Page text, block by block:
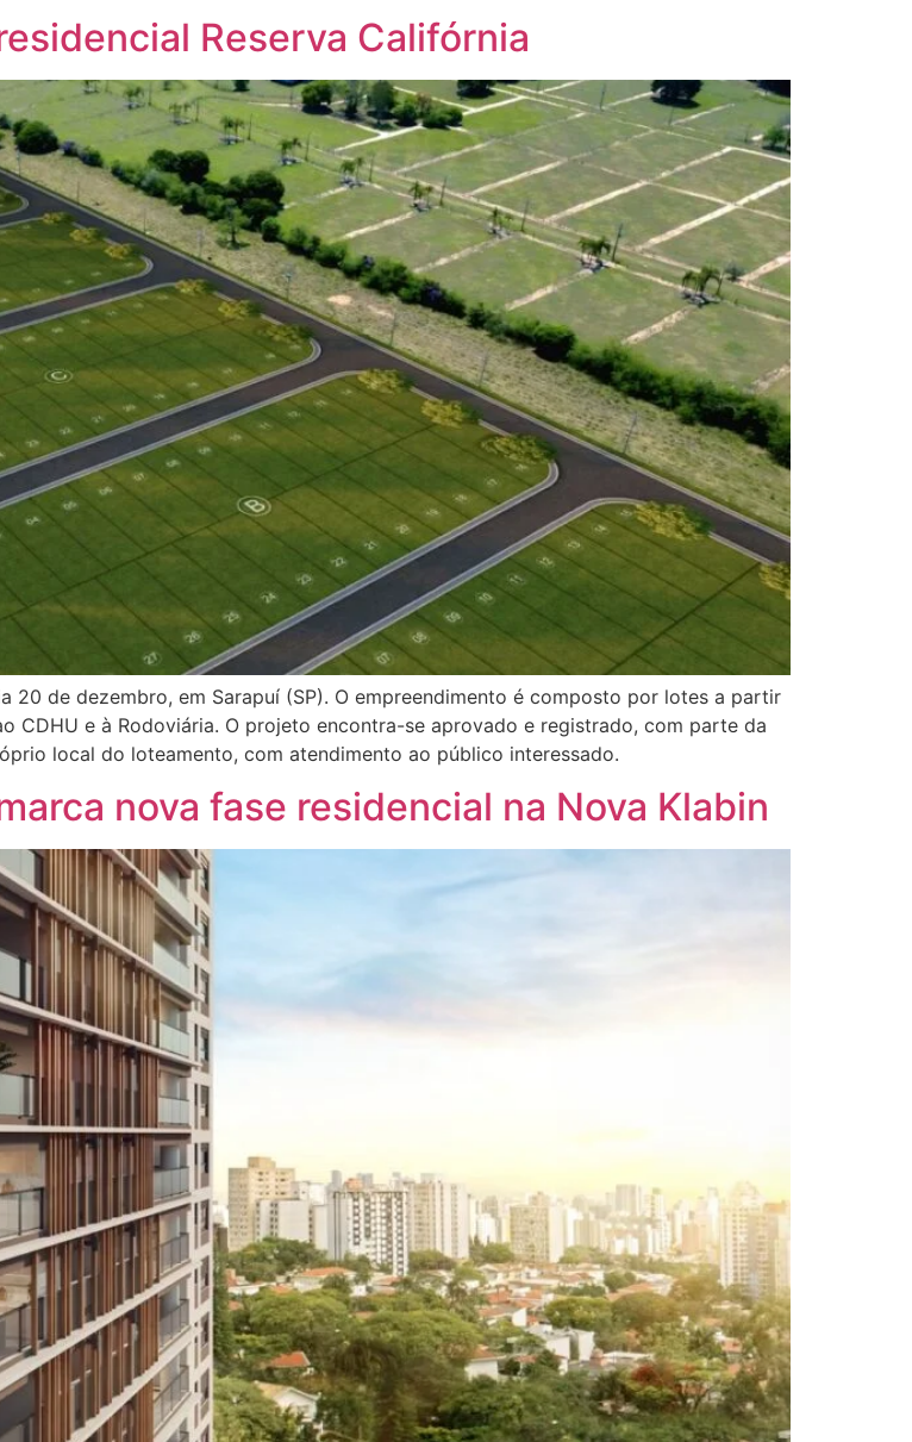
Reserva Califórnia
20 de dezembro, em Sarapuí (SP). O empreendimento é composto por lotes a partir
CDHU e à Rodoviária. O projeto encontra-se aprovado e registrado, com parte da
local do loteamento, com atendimento ao público interessado.
nova fase residencial na Nova Klabin